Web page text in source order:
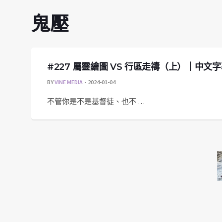
鬼壓
#227 屬靈繪圖 VS 行區走禱（上）｜中文
BYVINE MEDIA 2024-01-04
不管你是不是基督徒、也不 …